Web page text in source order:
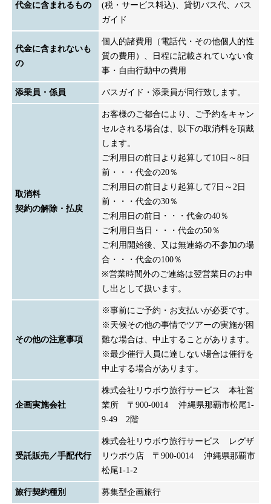
代金に含まれるもの
(税・サービス料込)、貸切バス代、バス
ガイド
代金に含まれないも
の
個人的諸費用（電話代・その他個人的性
質の費用）、日程に記載されていない食
事・自由行動中の費用
添乗員・係員 バスガイド・添乗員が同行致します。
取消料
契約の解除・払戻
お客様のご都合により、ご予約をキャン
セルされる場合は、以下の取消料を頂戴
します。
ご利用日の前日より起算して10日～8日
前・・・代金の20％
ご利用日の前日より起算して7日～2日
前・・・代金の30％
ご利用日の前日・・・代金の40％
ご利用日当日・・・代金の50％
ご利用開始後、又は無連絡の不参加の場
合・・・代金の100％
※営業時間外のご連絡は翌営業日のお申
し出として扱います。
その他の注意事項
※事前にご予約・お支払いが必要です。
※天候その他の事情でツアーの実施が困
難な場合は、中止することがあります。
※最少催行人員に達しない場合は催行を
中止する場合があります。
企画実施会社
株式会社リウボウ旅行サービス 本社営
業所 〒900-0014 沖縄県那覇市松尾1-
9-49 2階
受託販売／手配代行
株式会社リウボウ旅行サービス レグザ
リウボウ店 〒900-0014 沖縄県那覇市
松尾1-1-2
旅行契約種別 募集型企画旅行